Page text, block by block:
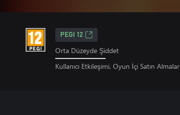
PEGI 12
Orta Düzeyde Şiddet
Kullanıcı Etkileşimi, Oyun İçi Satın Almalar